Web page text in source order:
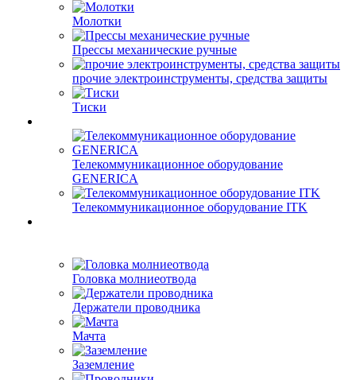
Молотки
Прессы механические ручные
прочие электроинструменты, средства защиты
Тиски
Телекоммуникационное оборудование
GENERICA
Телекоммуникационное оборудование ITK
Головка молниеотвода
Держатели проводника
Мачта
Заземление